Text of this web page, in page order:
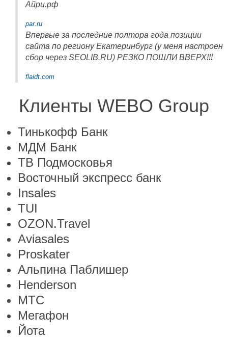
Айри.рф
par.ru
Впервые за последние полтора года позиции
сайта по региону Екатеринбург (у меня настроен
сбор через SEOLIB.RU) РЕЗКО ПОШЛИ ВВЕРХ!!!
flaidt.com
Клиенты WEBO Group
Тинькофф Банк
МДМ Банк
ТВ Подмосковья
Восточный экспресс банк
Insales
TUI
OZON.Travel
Aviasales
Proskater
Альпина Паблишер
Henderson
МТС
Мегафон
Йота